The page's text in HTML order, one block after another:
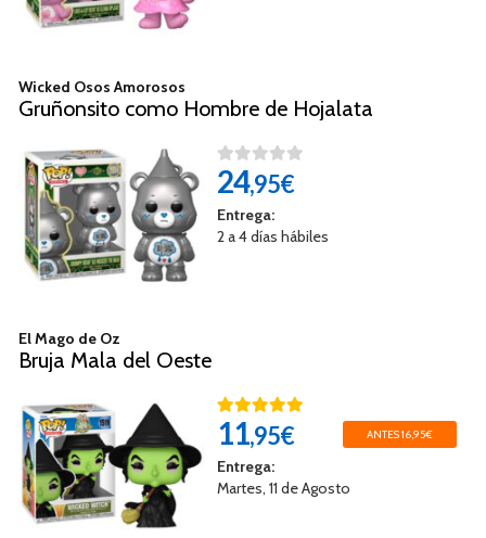
Wicked Osos Amorosos
Gruñonsito como Hombre de Hojalata
24,95€
Entrega:
2 a 4 días hábiles
El Mago de Oz
Bruja Mala del Oeste
11,95€ ANTES 16,95€
Entrega:
Martes, 11 de Agosto